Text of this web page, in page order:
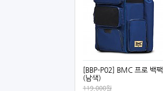
[BBP-P02] BMC 프로 백팩
(남색)
119,000원